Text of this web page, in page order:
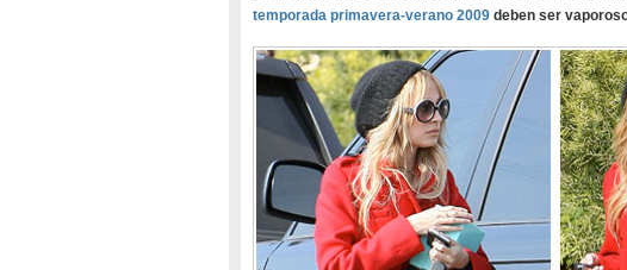
temporada primavera-verano 2009 deben ser